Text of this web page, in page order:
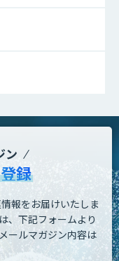
ン
録
報をお届けいたしま
、下記フォームより
ールマガジン内容は